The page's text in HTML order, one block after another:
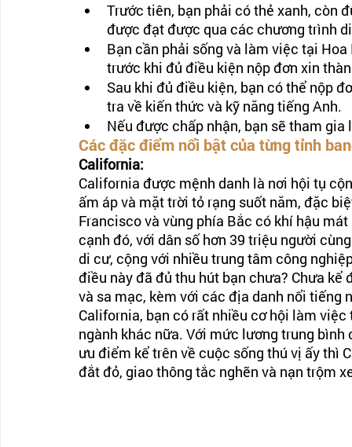
Trước tiên, bạn phải có thẻ xanh, còn
được đạt được qua các chương trình
Bạn cần phải sống và làm việc tại
trước khi đủ điều kiện nộp đơn xin
Sau khi đủ điều kiện, bạn có thể nộp
tra về kiến thức và kỹ năng tiếng Anh.
Nếu được chấp nhận, bạn sẽ tham
Các đặc điểm nổi bật của từng tỉnh
California:
California được mệnh danh là nơi hội tụ
ấm áp và mặt trời tỏ rạng suốt năm, đặc
Francisco và vùng phía Bắc có khí hậu
cạnh đó, với dân số hơn 39 triệu người
di cư, cộng với nhiều trung tâm công
điều này đã đủ thu hút bạn chưa? Chưa
và sa mạc, kèm với các địa danh nổi tiếng
California, bạn có rất nhiều cơ hội làm
ngành khác nữa. Với mức lương trung
ưu điểm kể trên về cuộc sống thú vị ấy thì
đắt đỏ, giao thông tắc nghẽn và nạn trộm